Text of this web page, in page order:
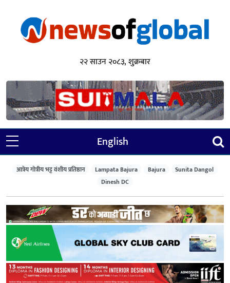
२२ साउन २०८३, शुक्रबार
English
आत्रेय गोत्रीय भट्ट वंशीय प्रतिष्ठान Lampata Bajura Bajura
Sunita Dangol
Dinesh DC